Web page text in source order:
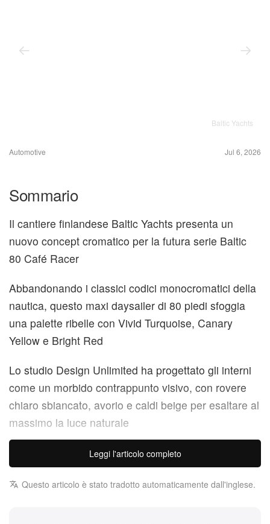
Baltic Yachts
Automotive Jul 6, 2026
Sommario
Il cantiere finlandese Baltic Yachts presenta un
nuovo concept cromatico per la futura serie Baltic
80 Café Racer
Abbandonando i classici codici monocromatici della
nautica, questo maxi daysailer di 80 piedi sfoggia
una palette ribelle con Vivid Turquoise, Canary
Yellow e Bright Red
Lo studio Design Unlimited ha progettato gli interni
come un morbido contrappunto visivo, con rovere
chiaro sbiancato, avorio e caldi beige per esaltare al
massimo la luce naturale
Il mondo della nautica di lusso è da sempre
imprigionato in un’ossessione rassicurante e
monocromatica, che avvolge i superyacht di alta
Leggi l'articolo completo
Questo articolo è stato tradotto automaticamente dall'inglese.